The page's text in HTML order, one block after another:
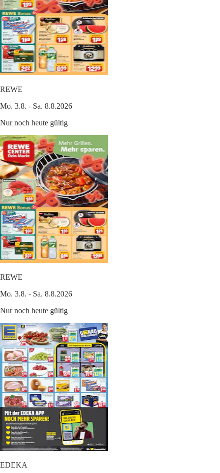
REWE
Mo. 3.8. - Sa. 8.8.2026
Nur noch heute gültig
REWE
Mo. 3.8. - Sa. 8.8.2026
Nur noch heute gültig
EDEKA